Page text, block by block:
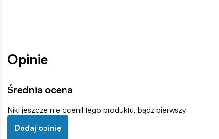
Opinie
Średnia ocena
Nikt jeszcze nie ocenił tego produktu, bądź pierwszy
Dodaj opinię